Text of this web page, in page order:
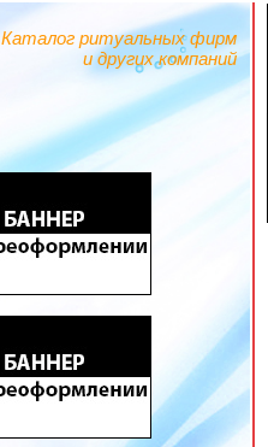
Каталог ритуальных фирм
и других компаний